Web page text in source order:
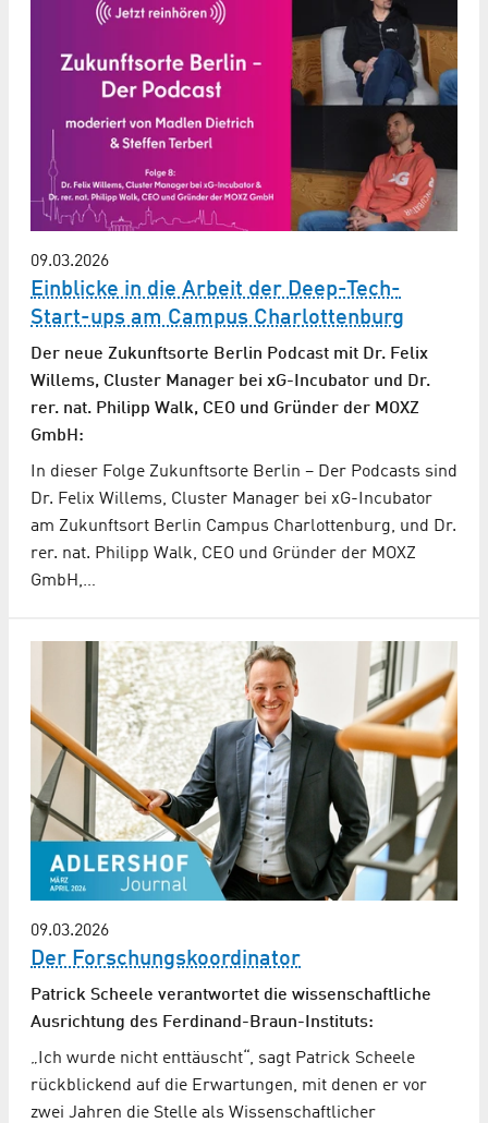
09.03.2026
Einblicke in die Arbeit der Deep-Tech-
Start-ups am Campus Charlottenburg
Der neue Zukunftsorte Berlin Podcast mit Dr. Felix
Willems, Cluster Manager bei xG-Incubator und Dr.
rer. nat. Philipp Walk, CEO und Gründer der MOXZ
GmbH:
In dieser Folge Zukunftsorte Berlin – Der Podcasts sind
Dr. Felix Willems, Cluster Manager bei xG-Incubator
am Zukunftsort Berlin Campus Charlottenburg, und Dr.
rer. nat. Philipp Walk, CEO und Gründer der MOXZ
GmbH,…
09.03.2026
Der Forschungskoordinator
Patrick Scheele verantwortet die wissenschaftliche
Ausrichtung des Ferdinand-Braun-Instituts:
„Ich wurde nicht enttäuscht“, sagt Patrick Scheele
rückblickend auf die Erwartungen, mit denen er vor
zwei Jahren die Stelle als Wissenschaftlicher